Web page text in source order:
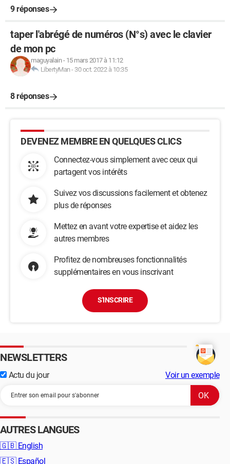
9 réponses
taper l'abrégé de numéros (N°s) avec le clavier
de mon pc
maguyalain- 15 mars 2017 à 11:12
LibertyMan- 30 oct. 2022 à 10:35
8 réponses
DEVENEZ MEMBRE EN QUELQUES CLICS
Connectez-vous simplement avec ceux qui
partagent vos intérêts
Suivez vos discussions facilement et obtenez
plus de réponses
Mettez en avant votre expertise et aidez les
autres membres
Profitez de nombreuses fonctionnalités
supplémentaires en vous inscrivant
S'INSCRIRE
NEWSLETTERS
Actu du jour Voir un exemple
AUTRES LANGUES
🇬🇧 English
🇪🇸 Español